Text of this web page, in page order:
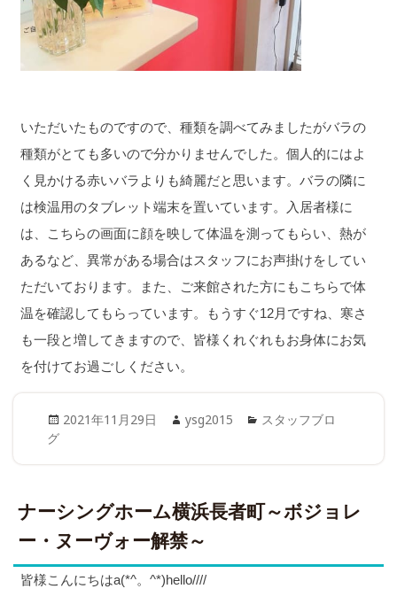
いただいたものですので、種類を調べてみましたがバラの
種類がとても多いので分かりませんでした。個人的にはよ
く見かける赤いバラよりも綺麗だと思います。バラの隣に
は検温用のタブレット端末を置いています。入居者様に
は、こちらの画面に顔を映して体温を測ってもらい、熱が
あるなど、異常がある場合はスタッフにお声掛けをしてい
ただいております。また、ご来館された方にもこちらで体
温を確認してもらっています。もうすぐ12月ですね、寒さ
も一段と増してきますので、皆様くれぐれもお身体にお気
を付けてお過ごしください。
Posted
2021年11月29日 Author
ysg2015 Categories
スタッフブロ
グ
ナーシングホーム横浜長者町～ボジョレ
ー・ヌーヴォー解禁～
皆様こんにちはa(*^。^*)hello////